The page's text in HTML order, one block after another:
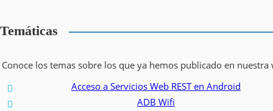
Temáticas
Conoce los temas sobre los que ya hemos publicado en nuestra
Acceso a Servicios Web REST en Android
ADB Wifi